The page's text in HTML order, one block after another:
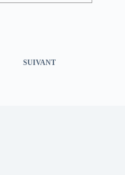
SUIVANT